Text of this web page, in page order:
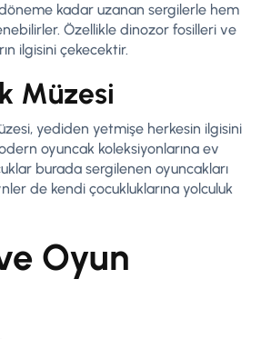
kadar uzanan sergilerle hem
Özellikle dinozor fosilleri ve
ilgisini çekecektir.
Müzesi
yediden yetmişe herkesin ilgisini
oyuncak koleksiyonlarına ev
burada sergilenen oyuncakları
de kendi çocukluklarına yolculuk
Oyun